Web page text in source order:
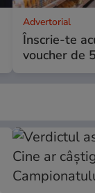
Advertorial
Înscrie-te
voucher de